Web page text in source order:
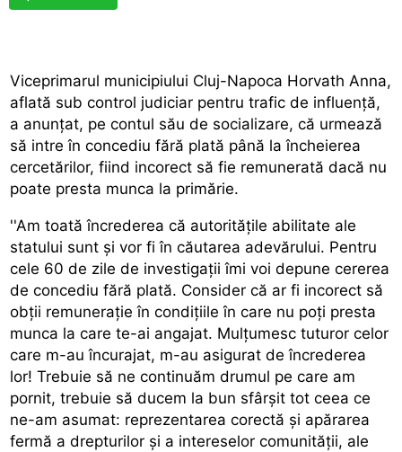
Viceprimarul municipiului Cluj-Napoca Horvath Anna,
aflată sub control judiciar pentru trafic de influență,
a anunțat, pe contul său de socializare, că urmează
să intre în concediu fără plată până la încheierea
cercetărilor, fiind incorect să fie remunerată dacă nu
poate presta munca la primărie.
''Am toată încrederea că autoritățile abilitate ale
statului sunt și vor fi în căutarea adevărului. Pentru
cele 60 de zile de investigații îmi voi depune cererea
de concediu fără plată. Consider că ar fi incorect să
obții remunerație în condițiile în care nu poți presta
munca la care te-ai angajat. Mulțumesc tuturor celor
care m-au încurajat, m-au asigurat de încrederea
lor! Trebuie să ne continuăm drumul pe care am
pornit, trebuie să ducem la bun sfârșit tot ceea ce
ne-am asumat: reprezentarea corectă și apărarea
fermă a drepturilor și a intereselor comunității, ale